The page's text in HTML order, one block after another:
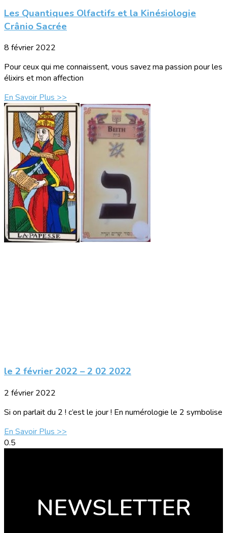
Les Quantiques Olfactifs et la Kinésiologie
Crânio Sacrée
8 février 2022
Pour ceux qui me connaissent, vous savez ma passion pour les
élixirs et mon affection
En Savoir Plus >>
le 2 février 2022 – 2 02 2022
2 février 2022
Si on parlait du 2 ! c’est le jour ! En numérologie le 2 symbolise
En Savoir Plus >>
NEWSLETTER